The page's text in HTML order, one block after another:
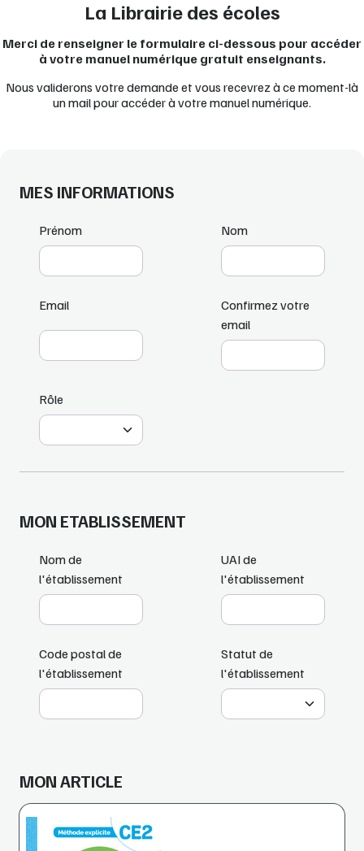
La Librairie des écoles
Merci de renseigner le formulaire ci-dessous pour accéder
à votre manuel numérique gratuit enseignants.
Nous validerons votre demande et vous recevrez à ce moment-là
un mail pour accéder à votre manuel numérique.
MES INFORMATIONS
Prénom Nom
Email
Confirmez votre
email
Rôle
MON ETABLISSEMENT
Nom de
l'établissement
UAI de
l'établissement
Code postal de
l'établissement
Statut de
l'établissement
MON ARTICLE